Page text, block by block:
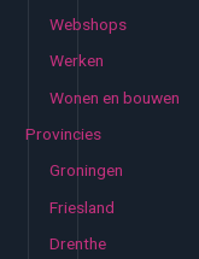
Webshops
Werken
Wonen en bouwen
Provincies
Groningen
Friesland
Drenthe